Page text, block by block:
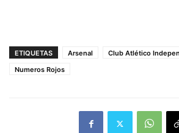
ETIQUETAS Arsenal Club Atlético
Numeros Rojos